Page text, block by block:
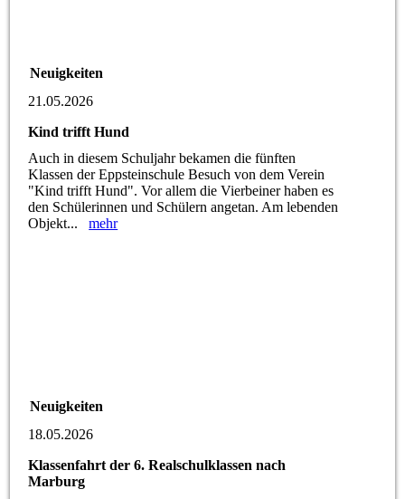
Neuigkeiten
21.05.2026
Kind trifft Hund
Auch in diesem Schuljahr bekamen die fünften
Klassen der Eppsteinschule Besuch von dem Verein
"Kind trifft Hund". Vor allem die Vierbeiner haben es
den Schülerinnen und Schülern angetan. Am lebenden
Objekt...mehr
Neuigkeiten
18.05.2026
Klassenfahrt der 6. Realschulklassen nach
Marburg